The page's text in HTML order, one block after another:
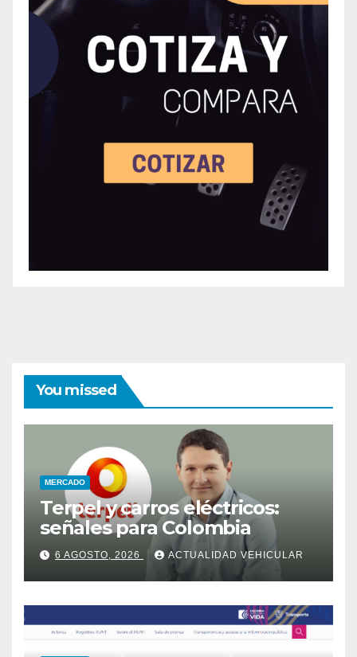
You missed
MERCADO
Terpel y carros eléctricos:
señales para Colombia
6 AGOSTO, 2026 ACTUALIDAD VEHICULAR